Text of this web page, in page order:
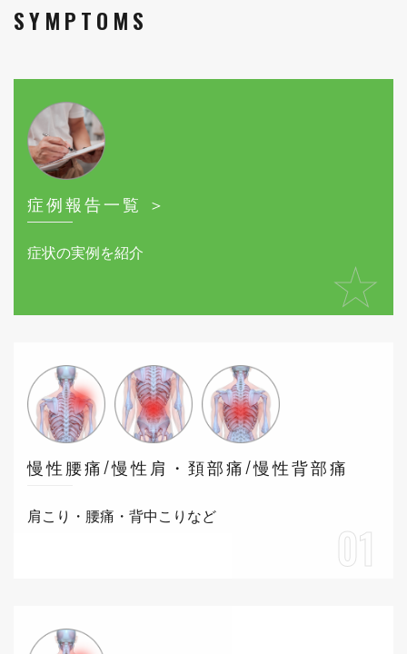
SYMPTOMS
症例報告一覧 ＞
症状の実例を紹介
★
慢性腰痛/慢性肩・頚部痛/慢性背部痛
肩こり・腰痛・背中こりなど
01